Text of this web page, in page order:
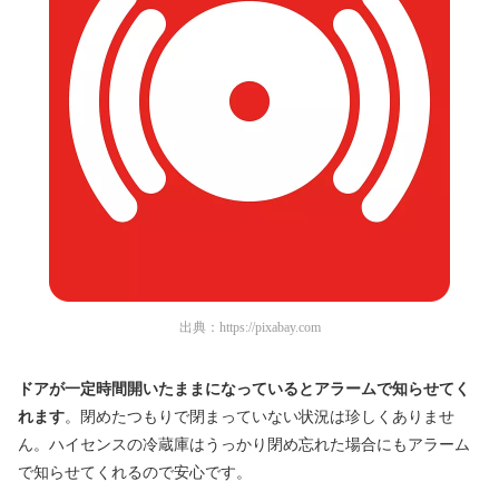
出典： https://pixabay.com
ドアが一定時間開いたままになっているとアラームで知らせてく
れます。閉めたつもりで閉まっていない状況は珍しくありませ
ん。ハイセンスの冷蔵庫はうっかり閉め忘れた場合にもアラーム
で知らせてくれるので安心です。